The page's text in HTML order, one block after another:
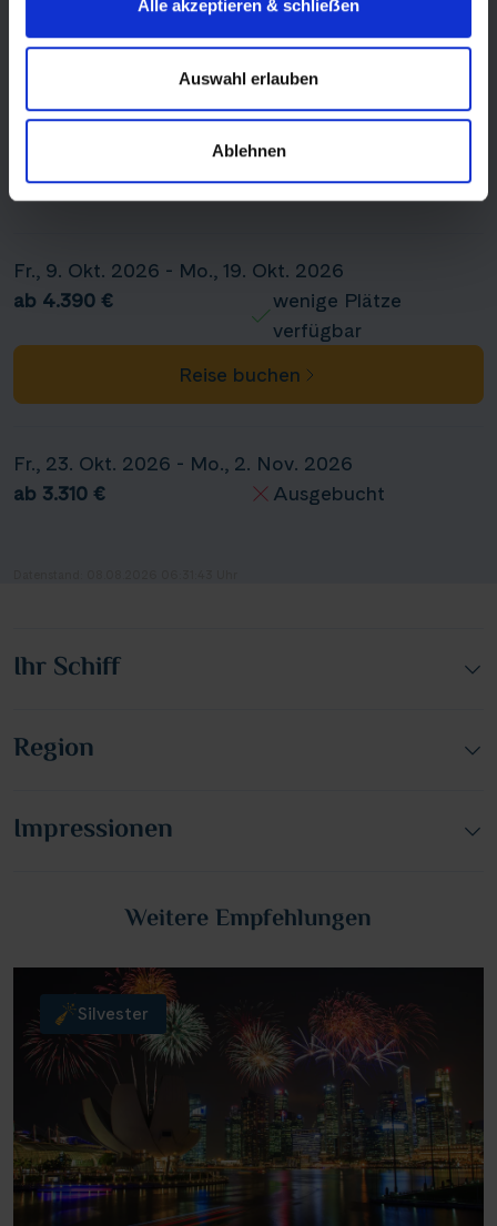
Alle akzeptieren & schlieẞen
Auswahl erlauben
Ablehnen
verfügbar
Fr., 11. Sept. 2026 - Mo., 21. Sept. 2026
ab 3.310 €
Ausgebucht
Fr., 9. Okt. 2026 - Mo., 19. Okt. 2026
ab 4.390 €
wenige Plätze
verfügbar
Reise buchen
Fr., 23. Okt. 2026 - Mo., 2. Nov. 2026
ab 3.310 €
Ausgebucht
Ihr Schiff
Region
Impressionen
Weitere Empfehlungen
Silvester